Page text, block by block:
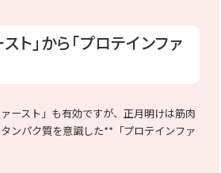
ト」から「プロテインファ
ースト」も有効ですが、正月明けは筋肉
ンパク質を意識した**「プロテインファ